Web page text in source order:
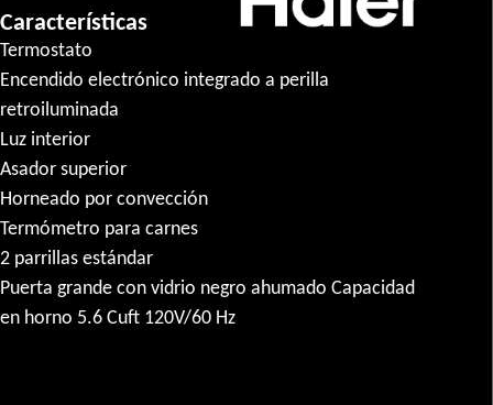
Características
Termostato
Encendido electrónico integrado a perilla
retroiluminada
Luz interior
Asador superior
Horneado por convección
Termómetro para carnes
2 parrillas estándar
Puerta grande con vidrio negro ahumado Capacidad
en horno 5.6 Cuft 120V/60 Hz